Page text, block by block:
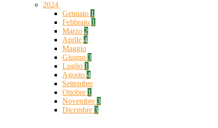
2024
Gennaio 1
Febbraio 1
Marzo 2
Aprile 4
Maggio
Giugno 3
Luglio 1
Agosto 4
Settembre
Ottobre 1
Novembre 3
Dicembre 3